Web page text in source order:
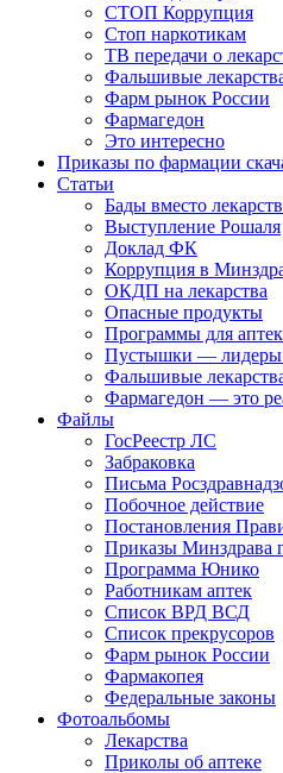
СТОП Коррупция
Стоп наркотикам
ТВ передачи о
Фальшивые
Фарм рынок России
Фармагедон
Это интересно
Приказы по фармации
Статьи
Бады вместо
Выступление Рошаля
Доклад ФК
Коррупция в
ОКДП на лекарства
Опасные продукты
Программы для аптек
Пустышки — лидеры
Фальшивые
Фармагедон — это
Файлы
ГосРеестр ЛС
Забраковка
Письма
Побочное действие
Постановления
Приказы Минздрава
Программа Юнико
Работникам аптек
Список ВРД ВСД
Список прекрусоров
Фарм рынок России
Фармакопея
Федеральные законы
Фотоальбомы
Лекарства
Приколы об аптеке